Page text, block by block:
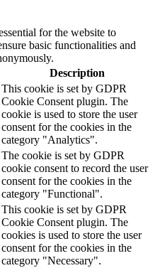
for the website to
basic functionalities and
Description
This cookie is set by GDPR
Cookie Consent plugin. The
cookie is used to store the user
consent for the cookies in the
category "Analytics".
The cookie is set by GDPR
cookie consent to record the user
consent for the cookies in the
category "Functional".
This cookie is set by GDPR
Cookie Consent plugin. The
cookies is used to store the user
consent for the cookies in the
category "Necessary".